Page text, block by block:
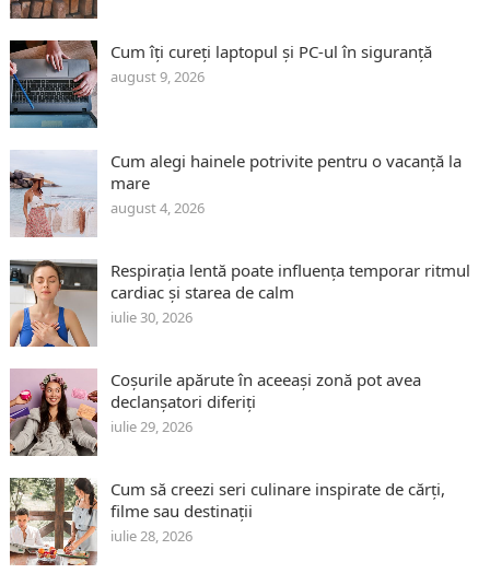
Cum îți cureți laptopul și PC-ul în siguranță
august 9, 2026
Cum alegi hainele potrivite pentru o vacanță la
mare
august 4, 2026
Respirația lentă poate influența temporar ritmul
cardiac și starea de calm
iulie 30, 2026
Coșurile apărute în aceeași zonă pot avea
declanșatori diferiți
iulie 29, 2026
Cum să creezi seri culinare inspirate de cărți,
filme sau destinații
iulie 28, 2026